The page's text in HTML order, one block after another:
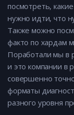
посмотреть,
нужно идти, что
Также можно
факто по хардам
Поработали мы в
и это компании в
совершенно
форматы
разного уровня